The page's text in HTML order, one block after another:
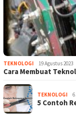
TEKNOLOGI 19 Agustus 2023
Cara Membuat
TEKNOLOGI
5 Contoh